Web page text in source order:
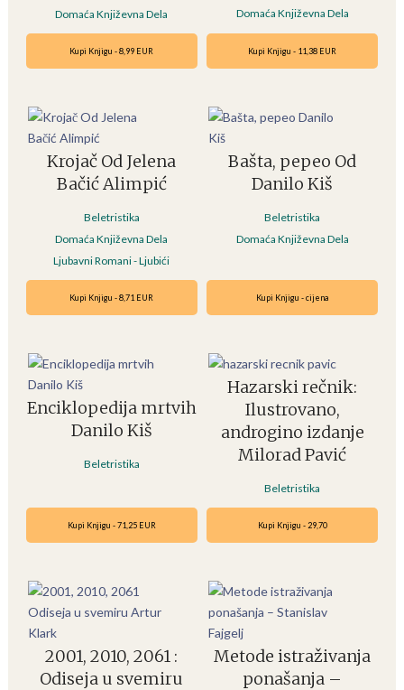
Domaća Književna Dela
Domaća Književna Dela
Kupi Knjigu - 8,99 EUR
Krojač Od Jelena
Bačić Alimpić
Beletristika
Domaća Književna Dela
Ljubavni Romani - Ljubići
Kupi Knjigu - 11,38 EUR
Bašta, pepeo Od
Danilo Kiš
Beletristika
Domaća Književna Dela
Kupi Knjigu - 8,71 EUR
Enciklopedija mrtvih
Danilo Kiš
Beletristika
Kupi Knjigu - cijena
Hazarski rečnik:
Ilustrovano,
androgino izdanje
Milorad Pavić
Beletristika
Kupi Knjigu - 71,25 EUR
2001, 2010, 2061 :
Odiseja u svemiru
Kupi Knjigu - 29,70
Metode istraživanja
ponašanja –